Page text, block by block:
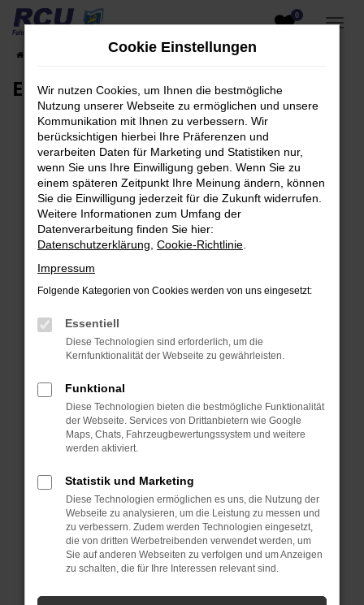
Zum
Hauptinhalt
springen
0
EU-Fahrzeuge am Lager Fahrzeugsuche
EU-Neuwagen für Händler
Fehler: Network Error
Beim Laden ist ein Fehler aufgetreten.
Hier sind ein paar Tipps, die dir helfen können:
Überprüfe deine Firewall und deine
Laden andere Webseiten, zum Beispiel deine
Suchmaschine?
Prüfe deine Browsererweiterungen.
Manche Erweiterungen, wie Werbeblocker,
können das Laden bestimmter Seiten
anderen Browser oder in einem privaten
Fenster?
Starte dein Gerät neu.
Das kann manchmal helfen, vorübergehende
Stelle sicher, dass dein Browser und dein
Betriebssystem auf dem neuesten Stand
sind.
Veraltete Software birgt nicht nur ein
Sicherheitsrisiko, sondern kann auch dazu
unterstützt werden.
Cookie Einstellungen
Wir nutzen Cookies, um Ihnen die bestmögliche
Nutzung unserer Webseite zu ermöglichen und unsere
Kommunikation mit Ihnen zu verbessern. Wir
berücksichtigen hierbei Ihre Präferenzen und
verarbeiten Daten für Marketing und Statistiken nur,
wenn Sie uns Ihre Einwilligung geben. Wenn Sie zu
einem späteren Zeitpunkt Ihre Meinung ändern, können
Sie die Einwilligung jederzeit für die Zukunft widerrufen.
Weitere Informationen zum Umfang der
Datenverarbeitung finden Sie hier:
Datenschutzerklärung Cookie-Richtlinie
Impressum
Folgende Kategorien von Cookies werden von uns eingesetzt:
Essentiell
Diese Technologien sind erforderlich, um die
Kernfunktionalität der Webseite zu gewährleisten.
Funktional
Diese Technologien bieten die bestmögliche Funktionalität
der Webseite. Services von Drittanbietern wie Google
Maps, Chats, Fahrzeugbewertungssystem und weitere
werden aktiviert.
Statistik und Marketing
Diese Technologien ermöglichen es uns, die Nutzung der
Webseite zu analysieren, um die Leistung zu messen und
zu verbessern. Zudem werden Technologien eingesetzt,
die von dritten Werbetreibenden verwendet werden, um
Sie auf anderen Webseiten zu verfolgen und um Anzeigen
zu schalten, die für Ihre Interessen relevant sind.